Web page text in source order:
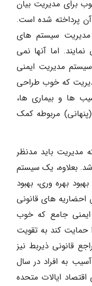
برای مدیریت بیان
پرداخته شده است.
مدیریت سیستم های
اما آنها نمی
مدیریت ایمنی
که خوب طراحی
ها و بیماری ها،
مربوطه کمک
مدیریت باید مدنظر
بعلاوه، یک سیستم
بهره وری، بهبود
های قانونی
جامع که خوب
کند به تقویت
قانونی ذیربط نیز
به افراد در سال
دلار برای اقتصاد ایالات متحده